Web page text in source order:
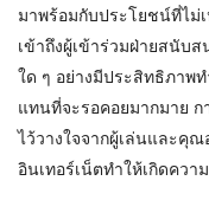
มาพร้อมกับประโยชน์ที่ไม่
เข้าถึงผู้เข้าร่วมฝ่ายสนับ
ใด ๆ อย่างมีประสิทธิภาพท
แทนที่จะรอคอยมากมาย
ไว้วางใจจากผู้เล่นและคุ
อินเทอร์เน็ตทำให้เกิดคว